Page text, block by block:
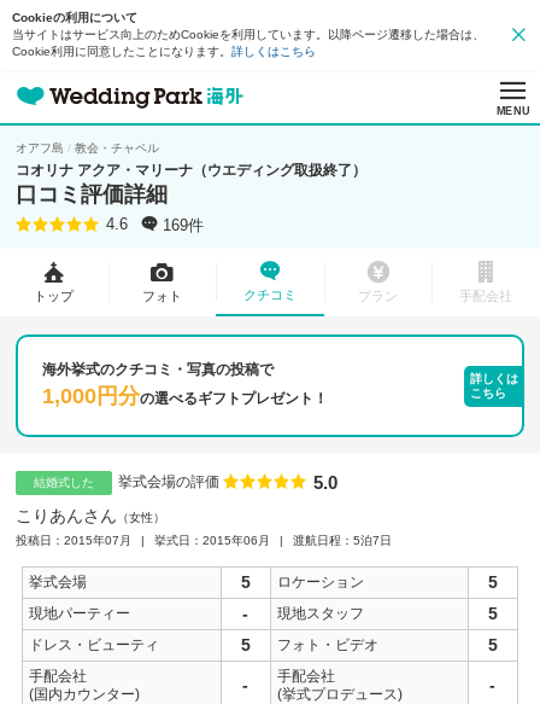
Cookieの利用について
当サイトはサービス向上のためCookieを利用しています。以降ページ遷移した場合は、
Cookie利用に同意したことになります。 詳しくはこちら
MENU
オアフ島 教会・チャペル
コオリナ アクア・マリーナ（ウエディング取扱終了）
口コミ評価詳細
4.6 169件
トップ フォト クチコミ プラン 手配会社
海外挙式のクチコミ・写真の投稿で
1,000円分の選べるギフトプレゼント！
詳しくは
こちら
結婚式した 挙式会場の評価 点数
5.0
こりあんさん
女性
投稿日：2015年07月
挙式日：2015年06月 渡航日程：5泊7日
挙式会場 5 ロケーション 5
現地パーティー - 現地スタッフ 5
ドレス・ビューティ 5 フォト・ビデオ 5
手配会社
(国内カウンター)
-
手配会社
(挙式プロデュース)
-